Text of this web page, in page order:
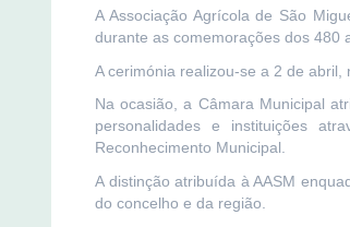
A Associação Agrícola de São
durante as comemorações dos 480
A cerimónia realizou-se a 2 de abril,
Na ocasião, a Câmara Municipal
personalidades e instituições
Reconhecimento Municipal.
A distinção atribuída à AASM
do concelho e da região.